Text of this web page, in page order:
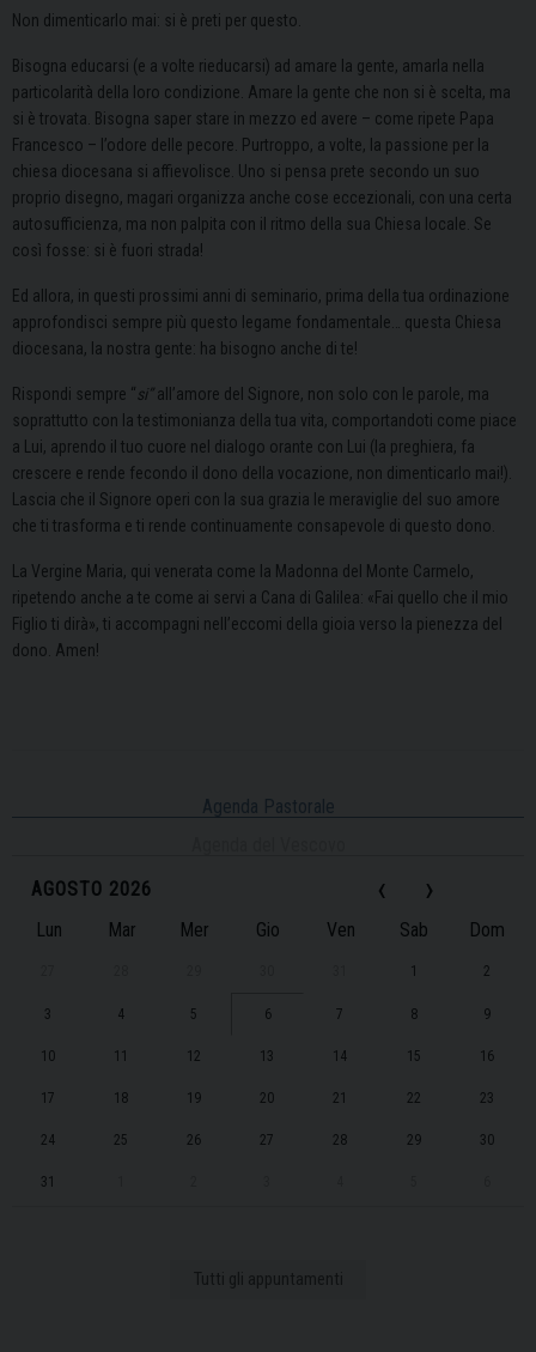
Non dimenticarlo mai: si è preti per questo.
Bisogna educarsi (e a volte rieducarsi) ad amare la gente, amarla nella
particolarità della loro condizione. Amare la gente che non si è scelta, ma
si è trovata. Bisogna saper stare in mezzo ed avere – come ripete Papa
Francesco – l’odore delle pecore. Purtroppo, a volte, la passione per la
chiesa diocesana si affievolisce. Uno si pensa prete secondo un suo
proprio disegno, magari organizza anche cose eccezionali, con una certa
autosufficienza, ma non palpita con il ritmo della sua Chiesa locale. Se
così fosse: si è fuori strada!
Ed allora, in questi prossimi anni di seminario, prima della tua ordinazione
approfondisci sempre più questo legame fondamentale… questa Chiesa
diocesana, la nostra gente: ha bisogno anche di te!
Rispondi sempre “si”all’amore del Signore, non solo con le parole, ma
soprattutto con la testimonianza della tua vita, comportandoti come piace
a Lui, aprendo il tuo cuore nel dialogo orante con Lui (la preghiera, fa
crescere e rende fecondo il dono della vocazione, non dimenticarlo mai!).
Lascia che il Signore operi con la sua grazia le meraviglie del suo amore
che ti trasforma e ti rende continuamente consapevole di questo dono.
La Vergine Maria, qui venerata come la Madonna del Monte Carmelo,
ripetendo anche a te come ai servi a Cana di Galilea: «Fai quello che il mio
Figlio ti dirà», ti accompagni nell’eccomi della gioia verso la pienezza del
dono. Amen!
Agenda Pastorale
‹
AGOSTO 2026 ›
Lun Mar Mer Gio Ven Sab Dom
1 2
3 4 5 6 7 8 9
10 11 12 13 14 15 16
17 18 19 20 21 22 23
24 25 26 27 28 29 30
31
Tutti gli appuntamenti